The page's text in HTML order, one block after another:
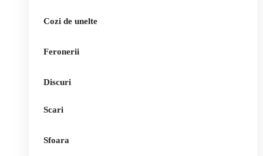
Cozi de unelte
Feronerii
Discuri
Scari
Sfoara